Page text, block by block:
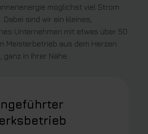
möglichst viel Strom
Dabei sind wir ein kleines,
Unternehmen mit etwas über 50
Meisterbetrieb aus dem Herzen
in Ihrer Nähe.